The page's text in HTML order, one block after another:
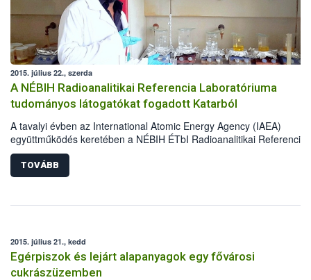
2015. július 22., szerda
A NÉBIH Radioanalitikai Referencia Laboratóriuma
tudományos látogatókat fogadott Katarból
A tavalyi évben az International Atomic Energy Agency (IAEA)
együttműködés keretében a NÉBIH ÉTbI Radioanalitikai Referencia
Laboratórium tudományos látogatókat fogadott Katarból.
TOVÁBB
2015. július 21., kedd
Egérpiszok és lejárt alapanyagok egy fővárosi
cukrászüzemben